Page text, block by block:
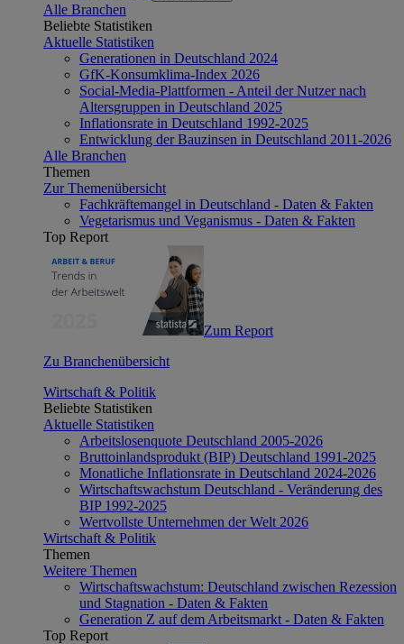
Alle Branchen
Beliebte Statistiken
Aktuelle Statistiken
Generationen in Deutschland 2024
GfK-Konsumklima-Index 2026
Social-Media-Plattformen - Anteil der Nutzer nach
Altersgruppen in Deutschland 2025
Inflationsrate in Deutschland 1992-2025
Entwicklung der Bauzinsen in Deutschland 2011-2026
Alle Branchen
Themen
Zur Themenübersicht
Fachkräftemangel in Deutschland - Daten & Fakten
Vegetarismus und Veganismus - Daten & Fakten
Top Report
Zum Report
Zu Branchenübersicht
Wirtschaft & Politik
Beliebte Statistiken
Aktuelle Statistiken
Arbeitslosenquote Deutschland 2005-2026
Bruttoinlandsprodukt (BIP) Deutschland 1991-2025
Monatliche Inflationsrate in Deutschland 2024-2026
Wirtschaftswachstum Deutschland - Veränderung des
BIP 1992-2025
Wertvollste Unternehmen der Welt 2026
Wirtschaft & Politik
Themen
Weitere Themen
Wirtschaftswachstum: Deutschland zwischen Rezession
und Stagnation - Daten & Fakten
Generation Z auf dem Arbeitsmarkt - Daten & Fakten
Top Report